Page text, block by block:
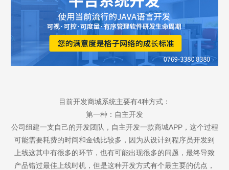
目前开发商城系统主要有4种方式：
第一种：自主开发
公司组建一支自己的开发团队，自主开发一款商城APP，这个过程
可能需要耗费的时间和金钱比较多，因为从设计到程序员开发到
上线这其中有很多的环节，也有可能出现很多的问题，最终导致
产品错过最佳上线时机，但是这种开发方式有个最主要的优点，